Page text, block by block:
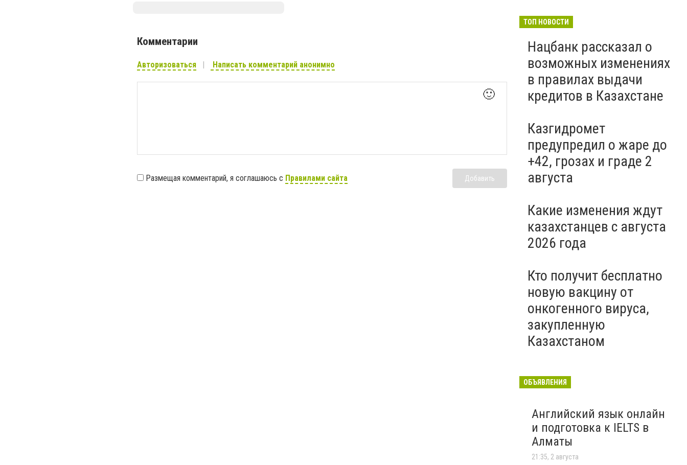
Комментарии
Авторизоваться Написать комментарий анонимно
🙂
Размещая комментарий, я соглашаюсь с Правилами сайта Добавить
ТОП НОВОСТИ
Нацбанк рассказал о
возможных изменениях
в правилах выдачи
кредитов в Казахстане
Казгидромет
предупредил о жаре до
+42, грозах и граде 2
августа
Какие изменения ждут
казахстанцев с августа
2026 года
Кто получит бесплатно
новую вакцину от
онкогенного вируса,
закупленную
Казахстаном
ОБЪЯВЛЕНИЯ
Английский язык онлайн
и подготовка к IELTS в
Алматы
21:35, 2 августа